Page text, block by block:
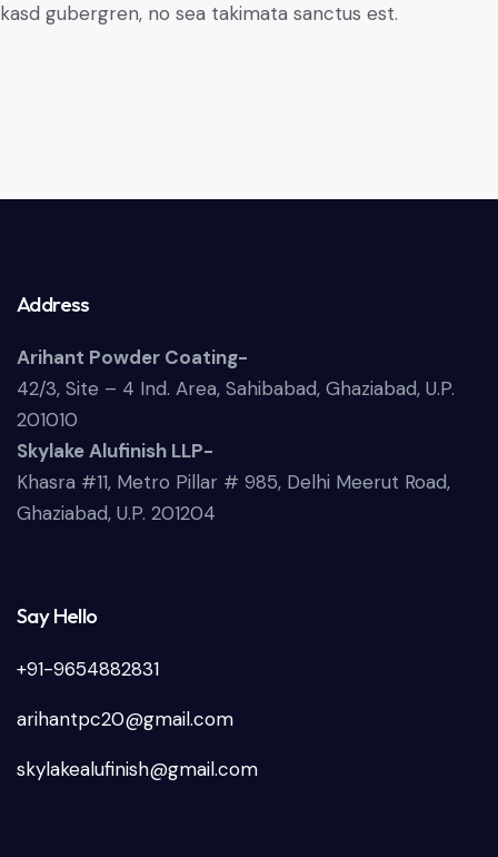
kasd gubergren, no sea takimata sanctus est.
Address
Arihant Powder Coating-
42/3, Site – 4 Ind. Area, Sahibabad, Ghaziabad, U.P.
201010
Skylake Alufinish LLP-
Khasra #11, Metro Pillar # 985, Delhi Meerut Road,
Ghaziabad, U.P. 201204
Say Hello
+91-9654882831
arihantpc20@gmail.com
skylakealufinish@gmail.com